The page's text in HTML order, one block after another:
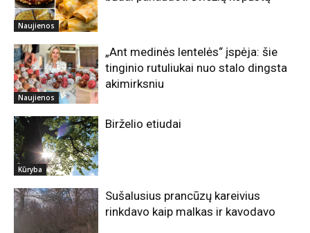
Naujienos
Naujienos
„Ant medinės lentelės“ įspėja: šie
tinginio rutuliukai nuo stalo dingsta
akimirksniu
Kūryba
Birželio etiudai
Sušalusius prancūzų kareivius
rinkdavo kaip malkas ir kavodavo